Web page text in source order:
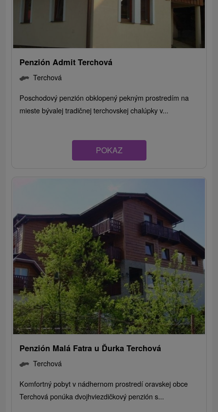
Penzión Admit Terchová
Terchová
Poschodový penzión obklopený pekným prostredím na
mieste bývalej tradičnej terchovskej chalúpky v...
POKAZ
Penzión Malá Fatra u Ďurka Terchová
Terchová
Komfortný pobyt v nádhernom prostredí oravskej obce
Terchová ponúka dvojhviezdičkový penzión s...